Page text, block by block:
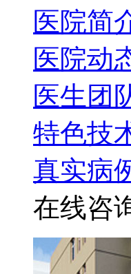
医院简
医院动
医生团
特色技
真实病
在线咨